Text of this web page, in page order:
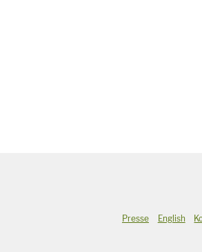
Presse English